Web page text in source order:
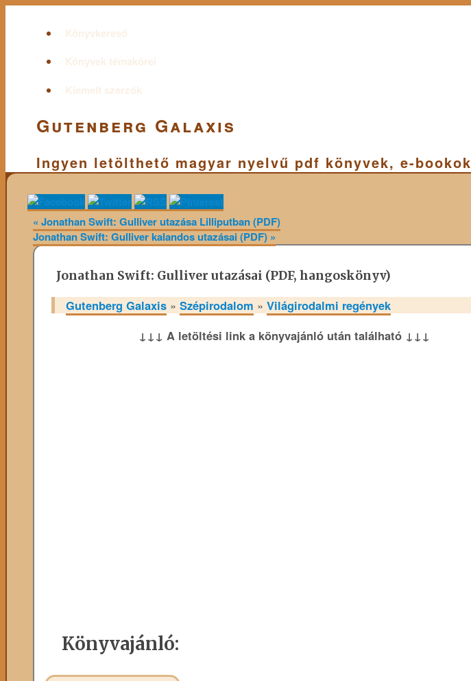
Könyvkereső
Könyvek témakörei
Kiemelt szerzők
Gutenberg Galaxis
Ingyen letölthető magyar nyelvű pdf könyvek, e-bookok
« Jonathan Swift: Gulliver utazása Lilliputban (PDF)
Jonathan Swift: Gulliver kalandos utazásai (PDF) »
Jonathan Swift: Gulliver utazásai (PDF, hangoskönyv)
Gutenberg Galaxis » Szépirodalom » Világirodalmi regények
↓↓↓ A letöltési link a könyvajánló után található ↓↓↓
Könyvajánló: